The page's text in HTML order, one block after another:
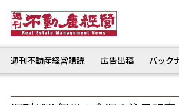
週刊不動産経営購読 広告出稿 バック